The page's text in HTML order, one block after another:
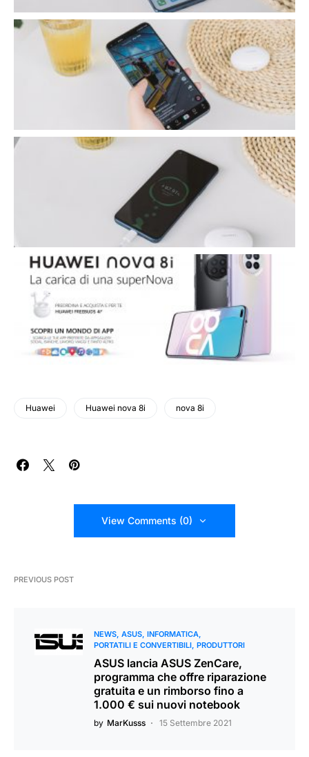
Huawei Huawei nova 8i nova 8i
View Comments (0)
PREVIOUS POST
NEWS ASUS INFORMATICA
PORTATILI E CONVERTIBILI PRODUTTORI
ASUS lancia ASUS ZenCare,
programma che offre riparazione
gratuita e un rimborso fino a
1.000 € sui nuovi notebook
by MarKusss 15 Settembre 2021